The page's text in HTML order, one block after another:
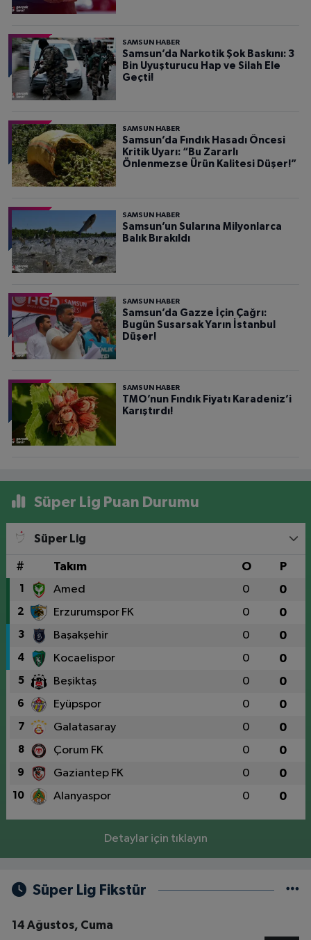
SAMSUN HABER
Samsun’da Narkotik Şok Baskını: 3
Bin Uyuşturucu Hap ve Silah Ele
Geçti!
SAMSUN HABER
Samsun’da Fındık Hasadı Öncesi
Kritik Uyarı: “Bu Zararlı
Önlenmezse Ürün Kalitesi Düşer!”
SAMSUN HABER
Samsun’un Sularına Milyonlarca
Balık Bırakıldı
SAMSUN HABER
Samsun’da Gazze İçin Çağrı:
Bugün Susarsak Yarın İstanbul
Düşer!
SAMSUN HABER
TMO’nun Fındık Fiyatı Karadeniz’i
Karıştırdı!
Süper Lig Puan Durumu
Süper Lig
# Takım O P
1 Amed 0 0
2 Erzurumspor FK 0 0
3 Başakşehir 0 0
4 Kocaelispor 0 0
5 Beşiktaş 0 0
6 Eyüpspor 0 0
7 Galatasaray 0 0
8 Çorum FK 0 0
9 Gaziantep FK 0 0
10 Alanyaspor 0 0
Detaylar için tıklayın
Süper Lig Fikstür
14 Ağustos, Cuma